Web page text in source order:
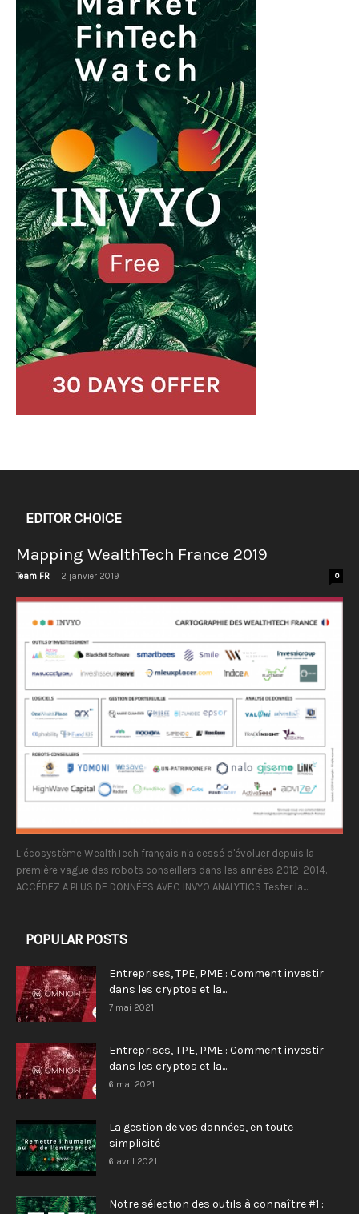
EDITOR CHOICE
Mapping WealthTech France 2019
Team FR - 2 janvier 2019 0
L’écosystème WealthTech français n'a cessé d'évoluer depuis la
première vague des robots conseillers dans les années 2012-2014.
ACCÉDEZ A PLUS DE DONNÉES AVEC INVYO ANALYTICS Tester la...
POPULAR POSTS
Entreprises, TPE, PME : Comment investir
dans les cryptos et la...
7 mai 2021
Entreprises, TPE, PME : Comment investir
dans les cryptos et la...
6 mai 2021
La gestion de vos données, en toute
simplicité
6 avril 2021
Notre sélection des outils à connaître #1 :